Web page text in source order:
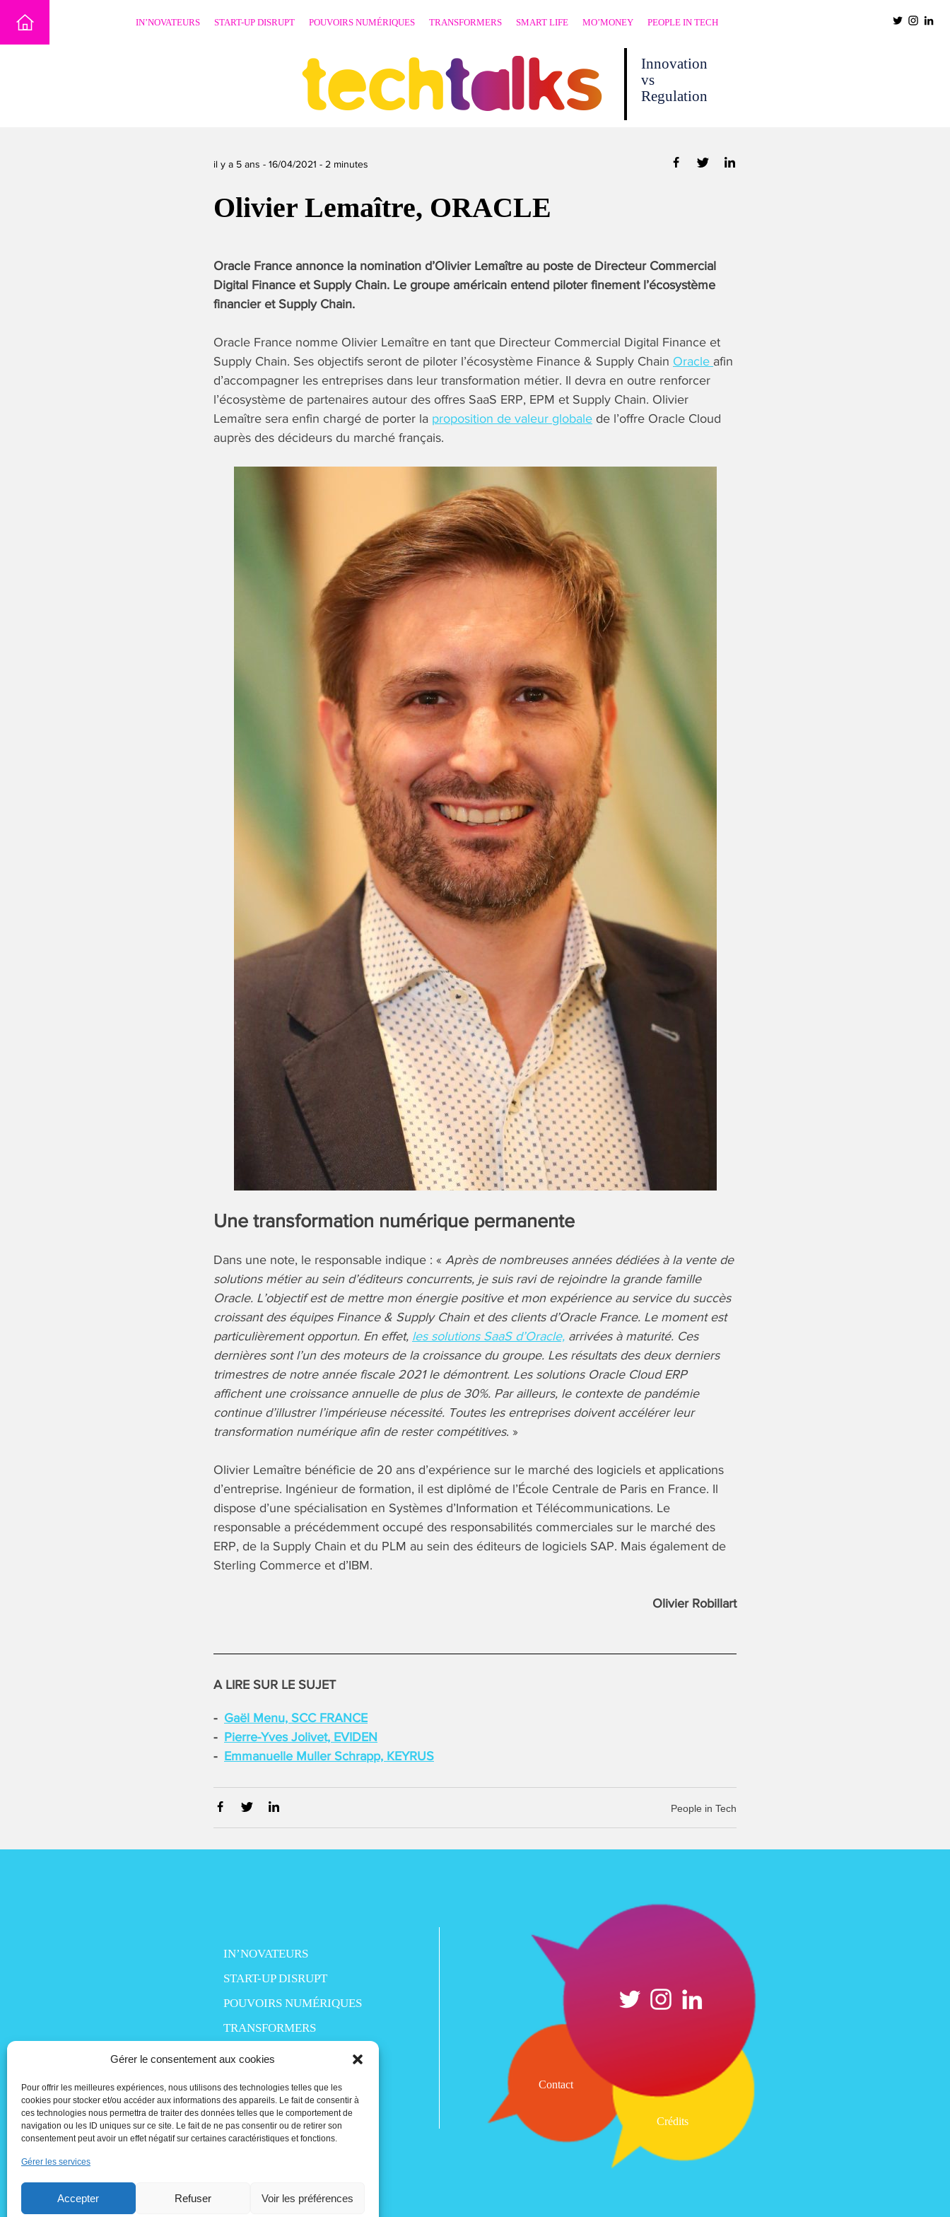
Gérer le consentement aux cookies
Pour offrir les meilleures expériences, nous utilisons des technologies telles que les
cookies pour stocker et/ou accéder aux informations des appareils. Le fait de consentir à
ces technologies nous permettra de traiter des données telles que le comportement de
navigation ou les ID uniques sur ce site. Le fait de ne pas consentir ou de retirer son
consentement peut avoir un effet négatif sur certaines caractéristiques et fonctions.
Gérer les services
Accepter Refuser Voir les préférences
IN’NOVATEURS START-UP DISRUPT POUVOIRS NUMÉRIQUES TRANSFORMERS SMART LIFE MO’MONEY PEOPLE IN TECH
techtalks
Innovation
vs
Regulation
il y a 5 ans - 16/04/2021 - 2 minutes
Olivier Lemaître, ORACLE
Oracle France annonce la nomination d’Olivier Lemaître au poste de Directeur Commercial
Digital Finance et Supply Chain. Le groupe américain entend piloter finement l’écosystème
financier et Supply Chain.
Oracle France nomme Olivier Lemaître en tant que Directeur Commercial Digital Finance et
Supply Chain. Ses objectifs seront de piloter l’écosystème Finance & Supply Chain Oracle afin
d’accompagner les entreprises dans leur transformation métier. Il devra en outre renforcer
l’écosystème de partenaires autour des offres SaaS ERP, EPM et Supply Chain. Olivier
Lemaître sera enfin chargé de porter la proposition de valeur globale de l’offre Oracle Cloud
auprès des décideurs du marché français.
Une transformation numérique permanente
Dans une note, le responsable indique : « Après de nombreuses années dédiées à la vente de
solutions métier au sein d’éditeurs concurrents, je suis ravi de rejoindre la grande famille
Oracle. L’objectif est de mettre mon énergie positive et mon expérience au service du succès
croissant des équipes Finance & Supply Chain et des clients d’Oracle France. Le moment est
particulièrement opportun. En effet, les solutions SaaS d’Oracle, arrivées à maturité. Ces
dernières sont l’un des moteurs de la croissance du groupe. Les résultats des deux derniers
trimestres de notre année fiscale 2021 le démontrent. Les solutions Oracle Cloud ERP
affichent une croissance annuelle de plus de 30%. Par ailleurs, le contexte de pandémie
continue d’illustrer l’impérieuse nécessité. Toutes les entreprises doivent accélérer leur
transformation numérique afin de rester compétitives. »
Olivier Lemaître bénéficie de 20 ans d’expérience sur le marché des logiciels et applications
d’entreprise. Ingénieur de formation, il est diplômé de l’École Centrale de Paris en France. Il
dispose d’une spécialisation en Systèmes d’Information et Télécommunications. Le
responsable a précédemment occupé des responsabilités commerciales sur le marché des
ERP, de la Supply Chain et du PLM au sein des éditeurs de logiciels SAP. Mais également de
Sterling Commerce et d’IBM.
Olivier Robillart
A LIRE SUR LE SUJET
Gaël Menu, SCC FRANCE
Pierre-Yves Jolivet, EVIDEN
Emmanuelle Muller Schrapp, KEYRUS
People in Tech
IN’NOVATEURS
START-UP DISRUPT
POUVOIRS NUMÉRIQUES
TRANSFORMERS
SMART LIFE
PEOPLE IN TECH
Crédits
Contact